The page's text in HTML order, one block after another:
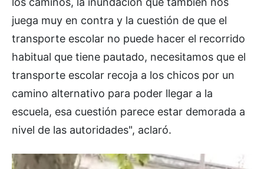
juega muy en contra y la cuestión de que el
transporte escolar no puede hacer el recorrido
habitual que tiene pautado, necesitamos que el
transporte escolar recoja a los chicos por un
camino alternativo para poder llegar a la
escuela, esa cuestión parece estar demorada a
nivel de las autoridades", aclaró.